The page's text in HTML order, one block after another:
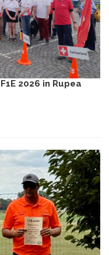
2026 in Rupea